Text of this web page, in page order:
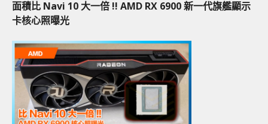
面積比 Navi 10 大一倍 !! AMD RX 6900 新一代旗艦顯示
卡核心照曝光